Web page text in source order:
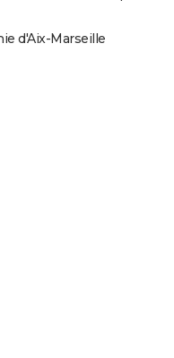
d'Aix-Marseille